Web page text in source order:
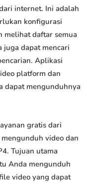
internet. Ini adalah
konfigurasi
melihat daftar semua
juga dapat mencari
Aplikasi
platform dan
dapat mengunduhnya
gratis dari
video dan
Tujuan utama
Anda mengunduh
video yang dapat